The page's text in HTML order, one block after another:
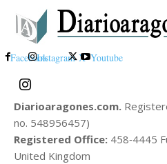
FacebookInstagram X Youtube
Diarioaragones.com.
no. 548956457)
Registered Office: 458‑4445
United Kingdom